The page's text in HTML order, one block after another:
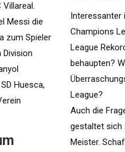
Villareal.
Messi die
zum Spieler
Division
Huesca,
Interessanter
Champions
League
behaupten?
League?
Auch die
gestaltet sich
Meister.